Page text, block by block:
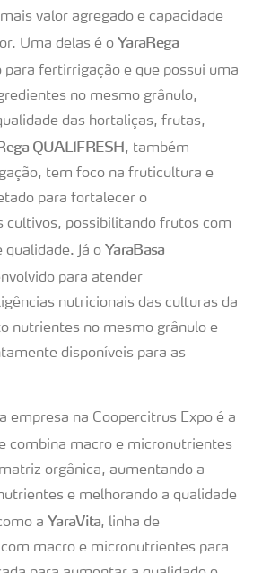
valor agregado e capacidade
Uma delas é o YaraRega
para fertirrigação e que possui uma
no mesmo grânulo,
das hortaliças, frutas,
QUALIFRESH, também
tem foco na fruticultura e
para fortalecer o
cultivos, possibilitando frutos com
Já o YaraBasa
para atender
nutricionais das culturas da
nutrientes no mesmo grânulo e
disponíveis para as
empresa na Coopercitrus Expo é a
combina macro e micronutrientes
orgânica, aumentando a
e melhorando a qualidade
a YaraVita, linha de
macro e micronutrientes para